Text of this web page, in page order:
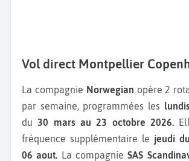
Vol direct Montpellier
La compagnie Norwegian opère 2
par semaine, programmées les lundis
du30 mars au 23 octobre 2026.
fréquence supplémentaire le jeudi
06 aout. La compagnieSAS